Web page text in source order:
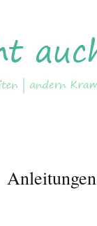
Anleitungen